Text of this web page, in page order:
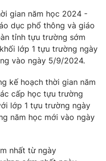
Thể thao
lòng Việt
gian năm học 2024 -
dục phổ thông và giáo
tỉnh tựu trường sớm
lớp 1 tựu trường ngày
vào ngày 5/9/2024.
kế hoạch thời gian năm
cấp học tựu trường
lớp 1 tựu trường ngày
năm học mới vào ngày
nhất từ ngày